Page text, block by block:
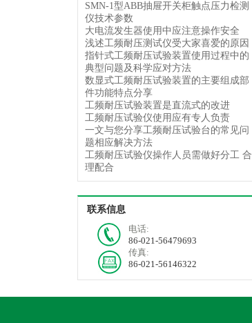
SMN-1型ABB抽屉开关柜触点压力检测
仪技术参数
大电流发生器使用中应注意操作安全
浅述工频耐压测试仪受大家喜爱的原因
指针式工频耐压试验装置使用过程中的
典型问题及科学应对方法
数显式工频耐压试验装置的主要组成部
件功能特点分享
工频耐压试验装置是直流式的改进
工频耐压试验仪使用应有专人负责
一文与您分享工频耐压试验台的常见问
题相应解决方法
工频耐压试验仪操作人员需做好分工 合
理配合
联系信息
电话:
86-021-56479693
传真:
86-021-56146322